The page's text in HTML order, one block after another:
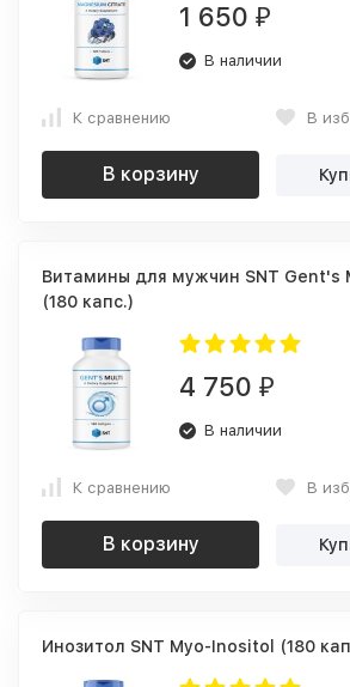
1 650 ₽
В наличии
К сравнению В
В корзину
Витамины для мужчин SNT Gent's
(180 капс.)
4 750 ₽
В наличии
К сравнению В
В корзину
Инозитол SNT Myo-Inositol (180